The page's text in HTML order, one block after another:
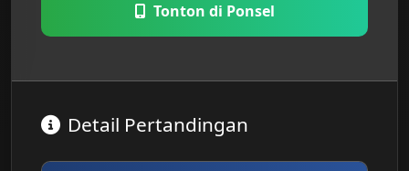
Tonton di Ponsel
Detail Pertandingan